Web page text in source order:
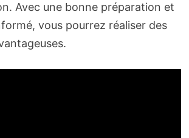
Avec une bonne préparation et
vous pourrez réaliser des